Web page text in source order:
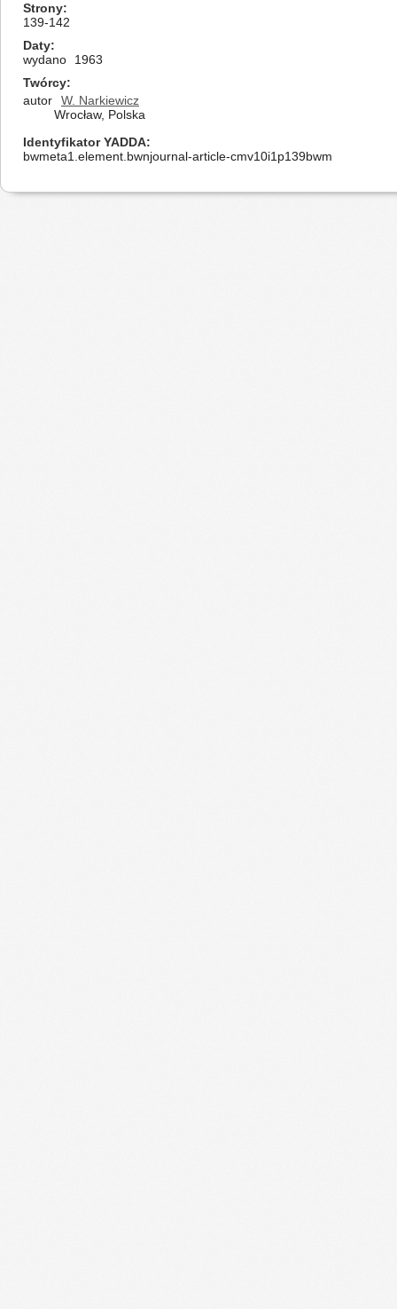
Strony
139-142
Daty
wydano
1963
Twórcy
autor
W. Narkiewicz
Wrocław, Polska
Identyfikator YADDA
bwmeta1.element.bwnjournal-article-cmv10i1p139bwm